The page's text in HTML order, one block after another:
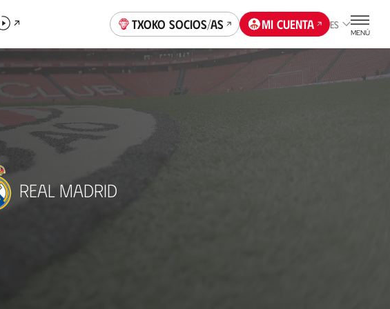
Txoko socios/as Mi cuenta ES
MENÚ
REAL MADRID